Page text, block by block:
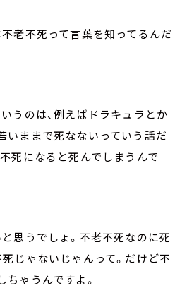
老不死って言葉を知ってるんだ
うのは、例えばドラキュラとか
いままで死なないっていう話だ
死になると死んでしまうんで
思うでしょ。不老不死なのに死
じゃないじゃんって。だけど不
ゃうんですよ。